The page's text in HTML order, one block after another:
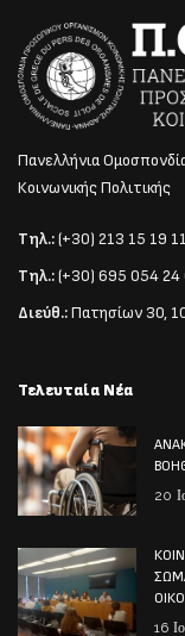
Πανελλήνια
Κοινωνικής Πολιτικής
Τηλ.:(+30) 213 15 19
Τηλ.:(+30) 695 054 24
Διεύθ.:Πατησίων 30,
Τελευταία Νέα
20
16